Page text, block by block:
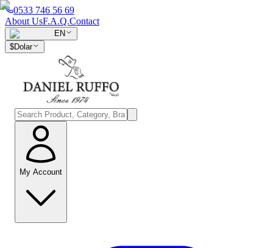
0533 746 56 69
About UsF.A.Q.Contact
EN
$Dolar
My Account